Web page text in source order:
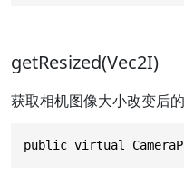
getResized(Vec2I)
获取相机图像大小改变后
public virtual